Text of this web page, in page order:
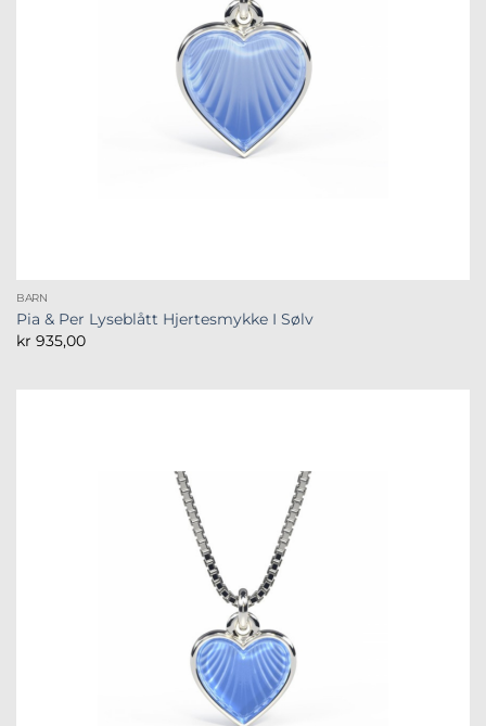
BARN
Pia & Per Lyseblått Hjertesmykke I Sølv
kr 935,00